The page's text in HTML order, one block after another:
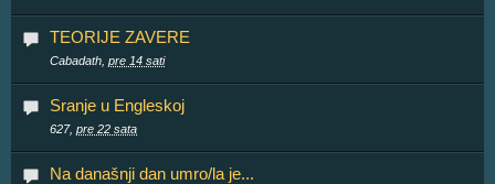
TEORIJE ZAVERE
Cabadath, pre 14 sati
Sranje u Engleskoj
627, pre 22 sata
Na današnji dan umro/la je...